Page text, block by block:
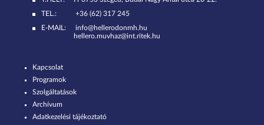
TEL.:
+36 (62) 317 245
E-MAIL:
info@hellerodonmh.hu
hellero.muvhaz@int.ritek.hu
Kapcsolat
Programok
Szolgáltatások
Archívum
Adatkezelési tájékoztató